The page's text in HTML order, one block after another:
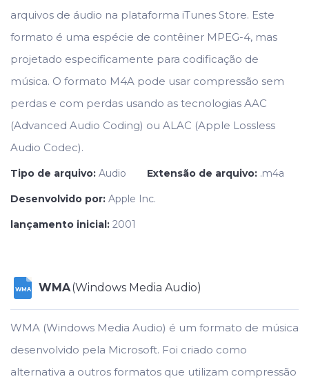
arquivos de áudio na plataforma iTunes Store. Este
formato é uma espécie de contêiner MPEG-4, mas
projetado especificamente para codificação de
música. O formato M4A pode usar compressão sem
perdas e com perdas usando as tecnologias AAC
(Advanced Audio Coding) ou ALAC (Apple Lossless
Audio Codec).
Tipo de arquivo: Audio Extensão de arquivo: .m4a
Desenvolvido por: Apple Inc.
lançamento inicial: 2001
WMA WMA(Windows Media Audio)
WMA (Windows Media Audio) é um formato de música
desenvolvido pela Microsoft. Foi criado como
alternativa a outros formatos que utilizam compressão